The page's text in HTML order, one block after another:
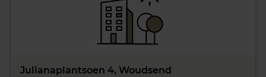
Julianaplantsoen 4, Woudsend